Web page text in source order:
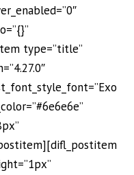
type=”title”